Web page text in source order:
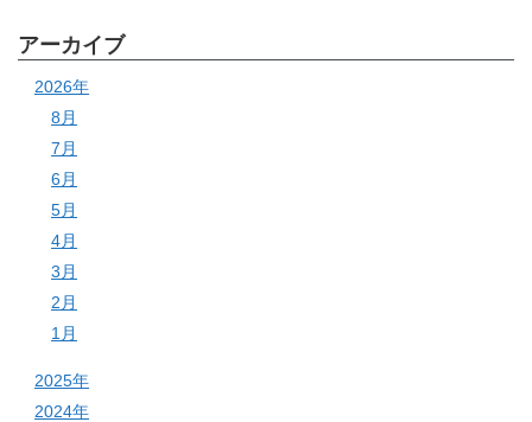
アーカイブ
2026年
8月
7月
6月
5月
4月
3月
2月
1月
2025年
2024年